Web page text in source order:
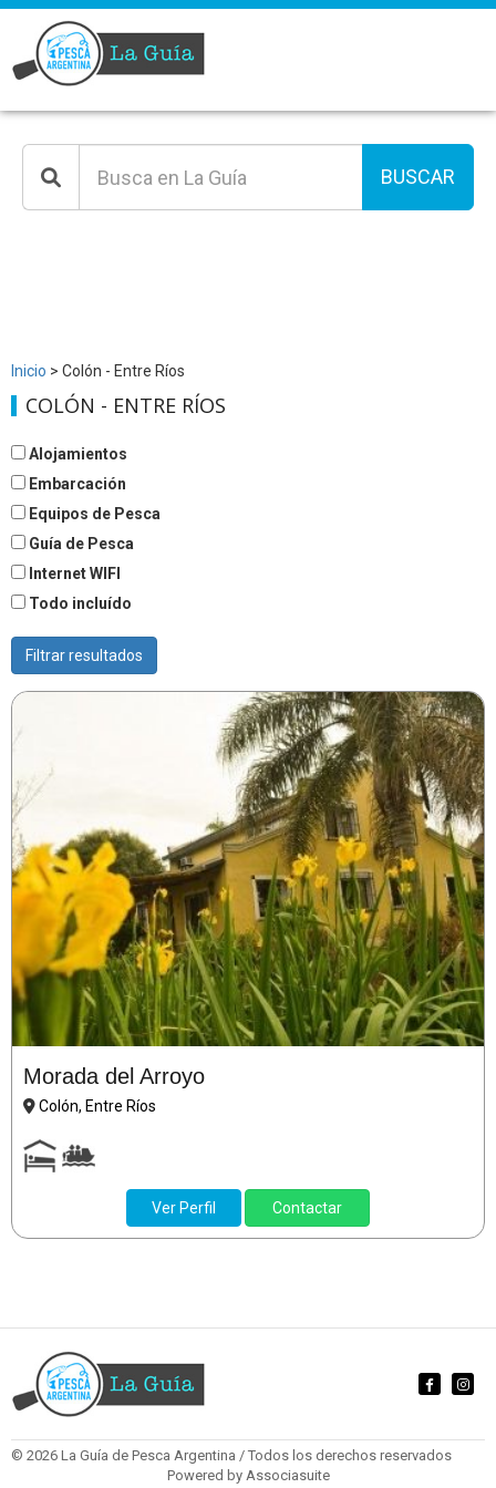
BUSCAR
Inicio > Colón - Entre Ríos
COLÓN - ENTRE RÍOS
Alojamientos
Embarcación
Equipos de Pesca
Guía de Pesca
Internet WIFI
Todo incluído
Filtrar resultados
Morada del Arroyo
Colón, Entre Ríos
Ver Perfil Contactar
© 2026 La Guía de Pesca Argentina / Todos los derechos reservados
Powered by Associasuite